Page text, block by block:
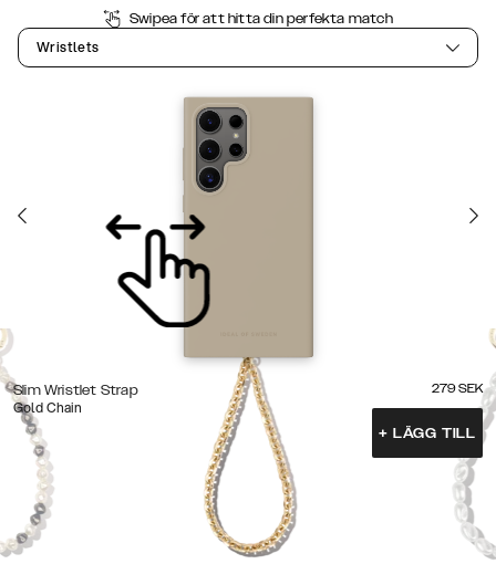
Swipea för att hitta din perfekta match
Wristlets
Slim Wristlet Strap
Gold Chain
279 SEK
+ LÄGG TILL